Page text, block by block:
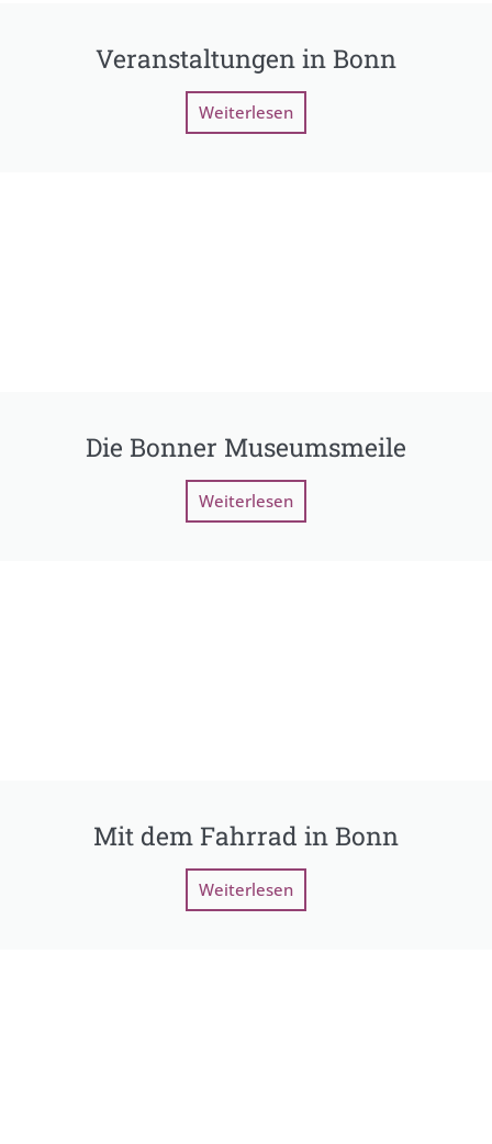
Veranstaltungen in Bonn
Weiterlesen
Die Bonner Museumsmeile
Weiterlesen
Mit dem Fahrrad in Bonn
Weiterlesen